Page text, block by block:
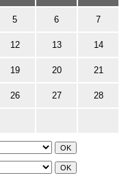
5 6 7
12 13 14
19 20 21
26 27 28